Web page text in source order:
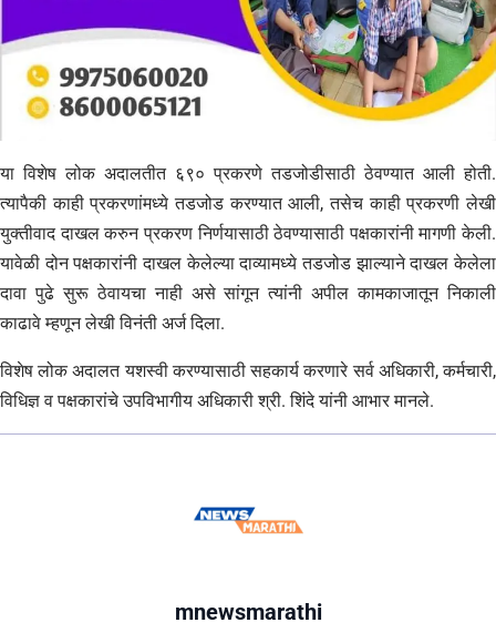
या विशेष लोक अदालतीत ६९० प्रकरणे तडजोडीसाठी ठेवण्यात आली होती.
त्यापैकी काही प्रकरणांमध्ये तडजोड करण्यात आली, तसेच काही प्रकरणी लेखी
युक्तीवाद दाखल करुन प्रकरण निर्णयासाठी ठेवण्यासाठी पक्षकारांनी मागणी केली.
यावेळी दोन पक्षकारांनी दाखल केलेल्या दाव्यामध्ये तडजोड झाल्याने दाखल केलेला
दावा पुढे सुरू ठेवायचा नाही असे सांगून त्यांनी अपील कामकाजातून निकाली
काढावे म्हणून लेखी विनंती अर्ज दिला.
विशेष लोक अदालत यशस्वी करण्यासाठी सहकार्य करणारे सर्व अधिकारी, कर्मचारी,
विधिज्ञ व पक्षकारांचे उपविभागीय अधिकारी श्री. शिंदे यांनी आभार मानले.
mnewsmarathi